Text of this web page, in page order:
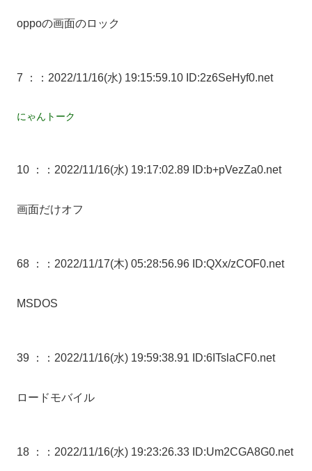
oppoの画面のロック
7 ： ：2022/11/16(水) 19:15:59.10 ID:2z6SeHyf0.net
にゃんトーク
10 ： ：2022/11/16(水) 19:17:02.89 ID:b+pVezZa0.net
画面だけオフ
68 ： ：2022/11/17(木) 05:28:56.96 ID:QXx/zCOF0.net
MSDOS
39 ： ：2022/11/16(水) 19:59:38.91 ID:6ITslaCF0.net
ロードモバイル
18 ： ：2022/11/16(水) 19:23:26.33 ID:Um2CGA8G0.net